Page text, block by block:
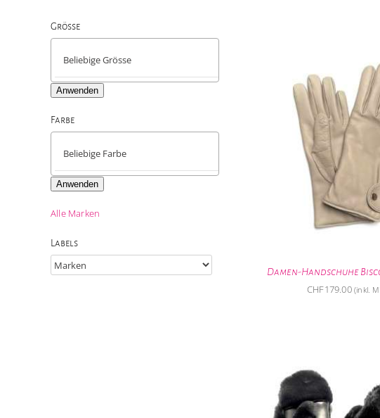
Damen-Handschuhe
CHF179.00 (inkl.
Grösse
Anwenden
Farbe
Anwenden
Alle Marken
Labels